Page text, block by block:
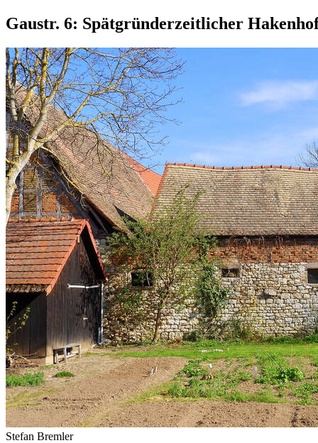
Gaustr. 6: Spätgründerzeitlicher
Stefan Bremler